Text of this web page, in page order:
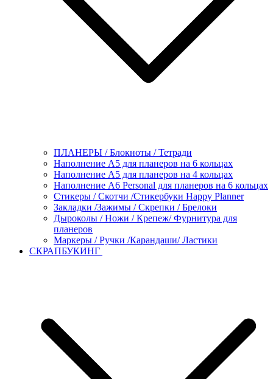
ПЛАНЕРЫ / Блокноты / Тетради
Наполнение А5 для планеров на 6 кольцах
Наполнение А5 для планеров на 4 кольцах
Наполнение А6 Personal для планеров на 6 кольцах
Стикеры / Скотчи /Стикербуки Happy Planner
Закладки /Зажимы / Скрепки / Брелоки
Дыроколы / Ножи / Крепеж/ Фурнитура для
планеров
Маркеры / Ручки /Карандаши/ Ластики
СКРАПБУКИНГ